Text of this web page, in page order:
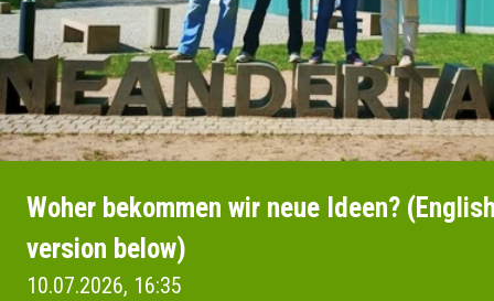
Woher bekommen wir neue Ideen?
version below)
10.07.2026, 16:35